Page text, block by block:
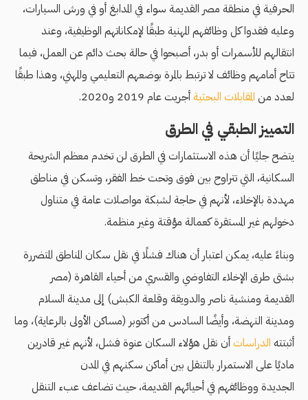
الحرفية في منطقة مصر القديمة سواء في المدابغ أو في ورش السيارات،
وعليه فقدوا كل وظائفهم المهنية طبقًا لإمكاناتهم الوظيفية، وعند
انتقالهم للأسمرات أو بدر، أصبحوا في حالة بحث دائم عن العمل، فيما
تتاح أمامهم وظائف لا ترتبط بالمرة بوضعهم التعليمي والمهني، وهذا طبقًا
لعدد من المقابلات البحثية أجريت عام 2019 و2020.
التمييز الطبقي في الطرق
يتضح جليًا أن هذه الاستثمارات في الطرق لن تخدم معظم الشريحة
السكانية، التي تتراوح بين فوق وتحت خط الفقر، وتسكن في مناطق
مهددة بالإخلاء، لأنهم في حاجة لشبكة مواصلات عامة في متناول
دخولهم غير المستقرة كعمالة مؤقتة وغير منظمة.
وبناءً عليه، يمكن اعتبار أن هناك فشلًا في نقل سكان المناطق المتضررة
بشتى طرق الإخلاء التفاوضي والقسري من أحياء القاهرة (مصر
القديمة ومنشية ناصر والدويقة وقلعة الكبش) إلى مدينة السلام
ومدينة النهضة، وأيضًا السادس من أكتوبر (مساكن الأولى بالرعاية)، وما
أثبتته الدراسات أن نقل هؤلاء السكان عنوة فشل، لأنهم غير قادرين
ماديًا على الاستمرار بالتنقل بين أماكن سكنهم في المدن
الجديدة ووظائفهم في أحيائهم القديمة، حيث تضاعف عبء التنقل